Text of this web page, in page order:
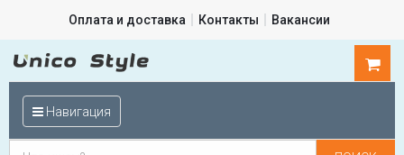
Оплата и доставка Контакты Вакансии
Навигация